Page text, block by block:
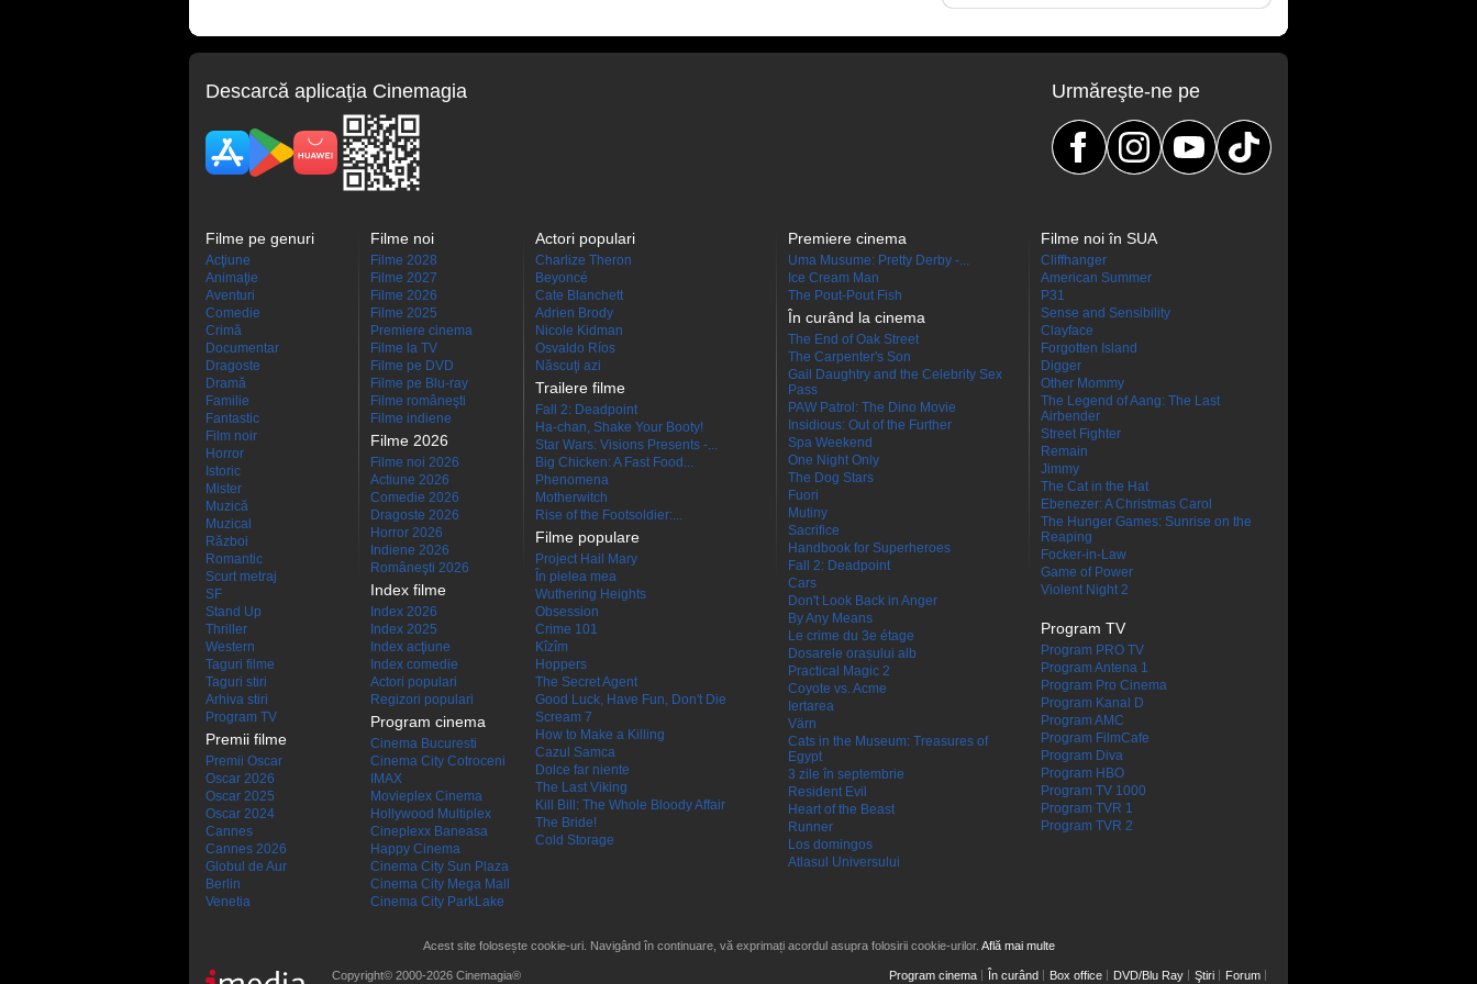
Descarcă aplicaţia Cinemagia Urmăreşte-ne pe
Filme pe genuri
Acţiune
Animaţie
Aventuri
Comedie
Crimă
Documentar
Dragoste
Dramă
Familie
Fantastic
Film noir
Horror
Istoric
Mister
Muzică
Muzical
Război
Romantic
Scurt metraj
SF
Stand Up
Thriller
Western
Taguri filme
Taguri stiri
Arhiva stiri
Program TV
Premii filme
Premii Oscar
Oscar 2026
Oscar 2025
Oscar 2024
Cannes
Cannes 2026
Globul de Aur
Berlin
Venetia
Filme noi
Filme 2028
Filme 2027
Filme 2026
Filme 2025
Premiere cinema
Filme la TV
Filme pe DVD
Filme pe Blu-ray
Filme româneşti
Filme indiene
Filme 2026
Filme noi 2026
Actiune 2026
Comedie 2026
Dragoste 2026
Horror 2026
Indiene 2026
Româneşti 2026
Index filme
Index 2026
Index 2025
Index acţiune
Index comedie
Actori populari
Regizori populari
Program cinema
Cinema Bucuresti
Cinema City Cotroceni
IMAX
Movieplex Cinema
Hollywood Multiplex
Cineplexx Baneasa
Happy Cinema
Cinema City Sun Plaza
Cinema City Mega Mall
Cinema City ParkLake
Actori populari
Charlize Theron
Beyoncé
Cate Blanchett
Adrien Brody
Nicole Kidman
Osvaldo Ríos
Născuţi azi
Trailere filme
Fall 2: Deadpoint
Ha-chan, Shake Your Booty!
Star Wars: Visions Presents -...
Big Chicken: A Fast Food...
Phenomena
Motherwitch
Rise of the Footsoldier:...
Filme populare
Project Hail Mary
În pielea mea
Wuthering Heights
Obsession
Crime 101
Kîzîm
Hoppers
The Secret Agent
Good Luck, Have Fun, Don't Die
Scream 7
How to Make a Killing
Cazul Samca
Dolce far niente
The Last Viking
Kill Bill: The Whole Bloody Affair
The Bride!
Cold Storage
Premiere cinema
Uma Musume: Pretty Derby -...
Ice Cream Man
The Pout-Pout Fish
În curând la cinema
The End of Oak Street
The Carpenter's Son
Gail Daughtry and the Celebrity Sex
Pass
PAW Patrol: The Dino Movie
Insidious: Out of the Further
Spa Weekend
One Night Only
The Dog Stars
Fuori
Mutiny
Sacrifice
Handbook for Superheroes
Fall 2: Deadpoint
Cars
Don't Look Back in Anger
By Any Means
Le crime du 3e étage
Dosarele orașului alb
Practical Magic 2
Coyote vs. Acme
Iertarea
Värn
Cats in the Museum: Treasures of
Egypt
3 zile în septembrie
Resident Evil
Heart of the Beast
Runner
Los domingos
Atlasul Universului
Filme noi în SUA
Cliffhanger
American Summer
P31
Sense and Sensibility
Clayface
Forgotten Island
Digger
Other Mommy
The Legend of Aang: The Last
Airbender
Street Fighter
Remain
Jimmy
The Cat in the Hat
Ebenezer: A Christmas Carol
The Hunger Games: Sunrise on the
Reaping
Focker-in-Law
Game of Power
Violent Night 2
Program TV
Program PRO TV
Program Antena 1
Program Pro Cinema
Program Kanal D
Program AMC
Program FilmCafe
Program Diva
Program HBO
Program TV 1000
Program TVR 1
Program TVR 2
Acest site folosește cookie-uri. Navigând în continuare, vă exprimați acordul asupra folosirii cookie-urilor. Află mai multe
Copyright© 2000-2026 Cinemagia®
Program cinema În curând Box office DVD/Blu Ray Ştiri
Forum